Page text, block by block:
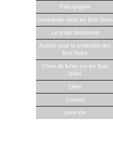
Paléographie
Généalogie dans les Bois Noirs
Le projet Montoncel
Actions pour la protection des
Bois Noirs
Choix de livres sur les Bois
Noirs
Liens
Contact
Livre d’or